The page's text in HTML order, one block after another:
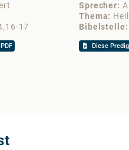
17
Sprecher
Thema
Bibelstelle
Diese